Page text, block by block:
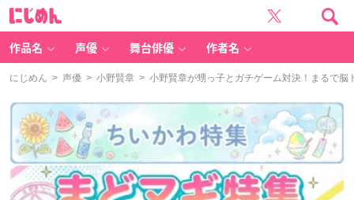
作品名 声優 舞台俳優 作者名
にじめん > 声優 > 小野賢章 > 小野賢章が甥っ子とガチゲーム対決！まるで